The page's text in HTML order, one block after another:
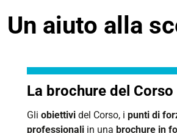
Un aiuto alla
La brochure del Corso
Gli obiettivi del Corso, i punti di
professionali in una brochure in